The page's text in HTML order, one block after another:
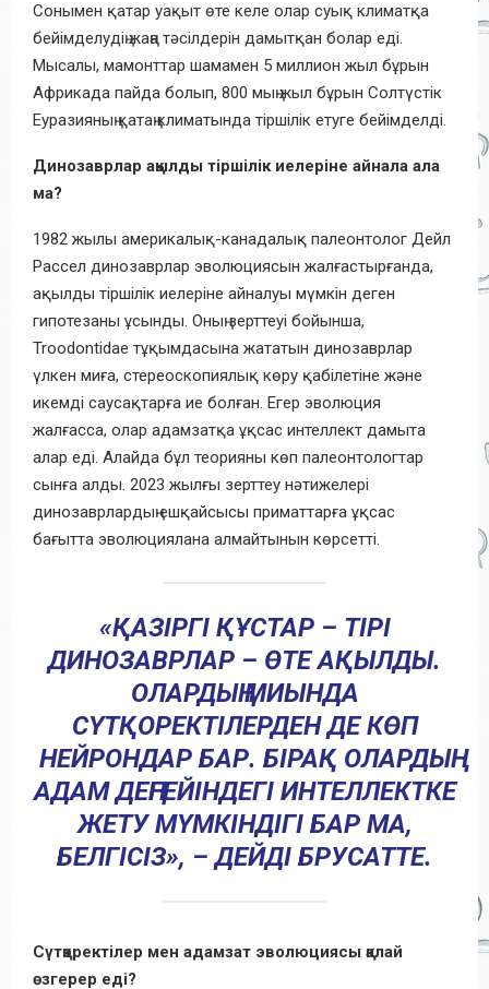
Сонымен қатар уақыт өте келе олар суық климатқа
бейімделудің жаңа тәсілдерін дамытқан болар еді.
Мысалы, мамонттар шамамен 5 миллион жыл бұрын
Африкада пайда болып, 800 мың жыл бұрын Солтүстік
Еуразияның қатаң климатында тіршілік етуге бейімделді.
Динозаврлар ақылды тіршілік иелеріне айнала ала
ма?
1982 жылы америкалық-канадалық палеонтолог Дейл
Рассел динозаврлар эволюциясын жалғастырғанда,
ақылды тіршілік иелеріне айналуы мүмкін деген
гипотезаны ұсынды. Оның зерттеуі бойынша,
Troodontidae тұқымдасына жататын динозаврлар
үлкен миға, стереоскопиялық көру қабілетіне және
икемді саусақтарға ие болған. Егер эволюция
жалғасса, олар адамзатқа ұқсас интеллект дамыта
алар еді. Алайда бұл теорияны көп палеонтологтар
сынға алды. 2023 жылғы зерттеу нәтижелері
динозаврлардың ешқайсысы приматтарға ұқсас
бағытта эволюциялана алмайтынын көрсетті.
«ҚАЗІРГІ ҚҰСТАР – ТІРІ
ДИНОЗАВРЛАР – ӨТЕ АҚЫЛДЫ.
ОЛАРДЫҢ МИЫНДА
СҮТҚОРЕКТІЛЕРДЕН ДЕ КӨП
НЕЙРОНДАР БАР. БІРАҚ ОЛАРДЫҢ
АДАМ ДЕҢГЕЙІНДЕГІ ИНТЕЛЛЕКТКЕ
ЖЕТУ МҮМКІНДІГІ БАР МА,
БЕЛГІСІЗ», – ДЕЙДІ БРУСАТТЕ.
Сүтқоректілер мен адамзат эволюциясы қалай
өзгерер еді?